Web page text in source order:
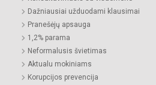
Dažniausiai užduodami klausimai
Pranešėjų apsauga
1,2% parama
Neformalusis švietimas
Aktualu mokiniams
Korupcijos prevencija